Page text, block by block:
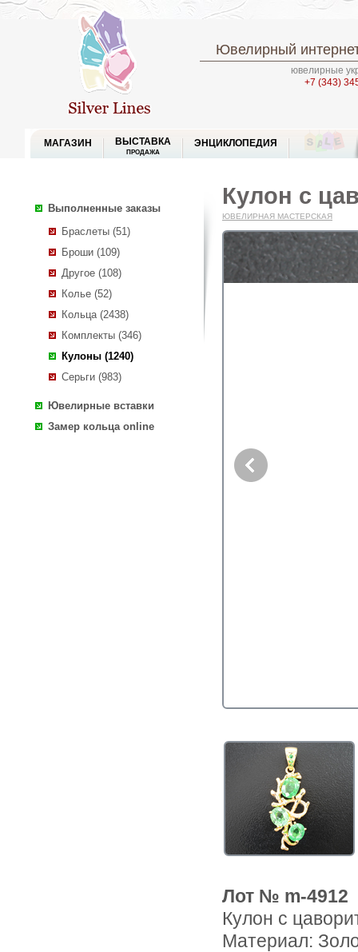
Ювелирный
ювелирные
+7 (343)
МАГАЗИН ВЫСТАВКА
ПРОДАЖА
ЭНЦИКЛОПЕДИЯ
Выполненные заказы
Браслеты (51)
Броши (109)
Другое (108)
Колье (52)
Кольца (2438)
Комплекты (346)
Кулоны (1240)
Серьги (983)
Ювелирные вставки
Замер кольца online
Кулон с
ЮВЕЛИРНАЯ МАСТЕРСКАЯ
Лот № m-4912
Кулон с
Материал: